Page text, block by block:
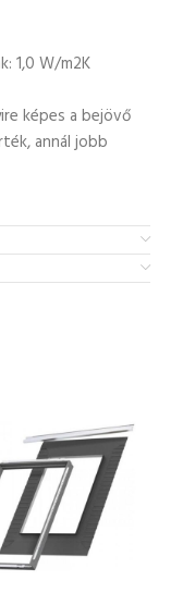
1,0 W/m2K
képes a bejövő
annál jobb